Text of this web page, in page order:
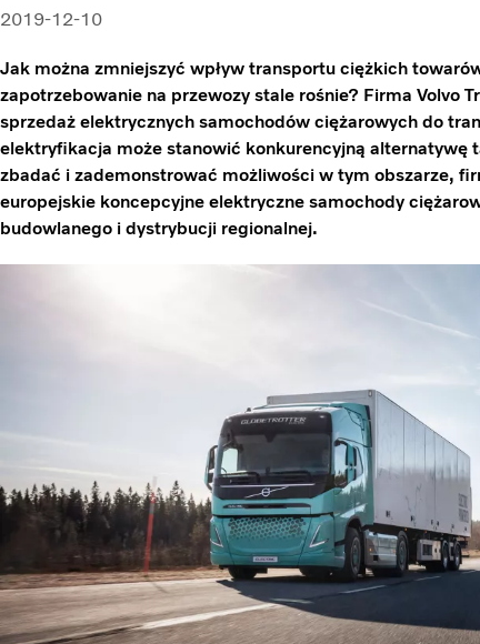
2019-12-10
Jak można zmniejszyć wpływ transportu ciężkich
zapotrzebowanie na przewozy stale rośnie? Firma Volvo
sprzedaż elektrycznych samochodów ciężarowych do
elektryfikacja może stanowić konkurencyjną alternatywę
zbadać i zademonstrować możliwości w tym obszarze,
europejskie koncepcyjne elektryczne samochody
budowlanego i dystrybucji regionalnej.